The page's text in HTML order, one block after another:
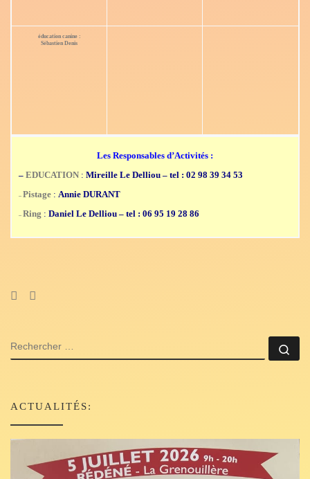
éducation canine :
Sébastien Denis
Les Responsables d’Activités :
–EDUCATION :Mireille Le Delliou – tel : 02 98 39 34 53
– Pistage : Annie DURANT
– Ring :Daniel Le Delliou – tel : 06 95 19 28 86
RECHERCHER
ACTUALITÉS: